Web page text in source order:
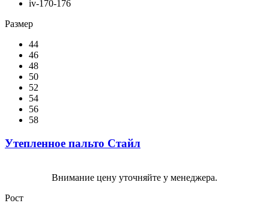
iv-170-176
Размер
44
46
48
50
52
54
56
58
Утепленное пальто Стайл
Внимание цену уточняйте у менеджера.
Рост